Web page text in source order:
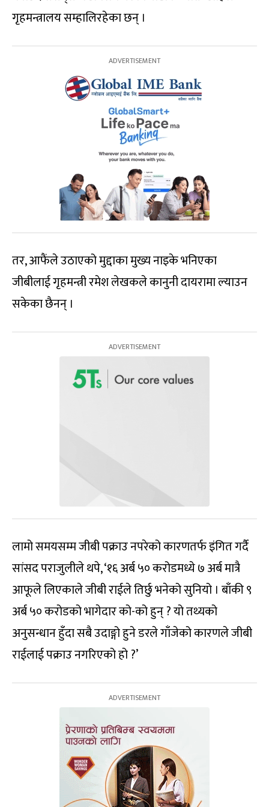
गृहमन्त्रालय सम्हालिरहेका छन् ।
तर, आफैंले उठाएको मुद्दाका मुख्य नाइके भनिएका
जीबीलाई गृहमन्त्री रमेश लेखकले कानुनी दायरामा ल्याउन
सकेका छैनन् ।
लामो समयसम्म जीबी पक्राउ नपरेको कारणतर्फ इंगित गर्दै
सांसद पराजुलीले थपे, ‘१६ अर्ब ५० करोडमध्ये ७ अर्ब मात्रै
आफूले लिएकाले जीबी राईले तिर्छु भनेको सुनियो । बाँकी ९
अर्ब ५० करोडको भागेदार को-को हुन् ? यो तथ्यको
अनुसन्धान हुँदा सबै उदाङ्गो हुने डरले गाँजेको कारणले जीबी
राईलाई पक्राउ नगरिएको हो ?’